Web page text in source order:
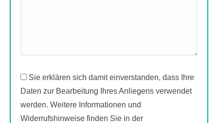
Sie erklären sich damit einverstanden, dass Ihre
Daten zur Bearbeitung Ihres Anliegens verwendet
werden. Weitere Informationen und
Widerrufshinweise finden Sie in der